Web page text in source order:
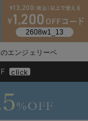
エンジェリーベ
上で送料無料
click